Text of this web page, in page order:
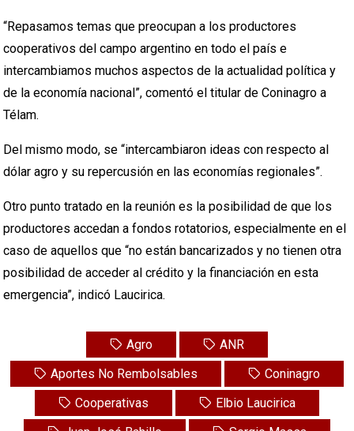
“Repasamos temas que preocupan a los productores
cooperativos del campo argentino en todo el país e
intercambiamos muchos aspectos de la actualidad política y
de la economía nacional”, comentó el titular de Coninagro a
Télam.
Del mismo modo, se “intercambiaron ideas con respecto al
dólar agro y su repercusión en las economías regionales”.
Otro punto tratado en la reunión es la posibilidad de que los
productores accedan a fondos rotatorios, especialmente en el
caso de aquellos que “no están bancarizados y no tienen otra
posibilidad de acceder al crédito y la financiación en esta
emergencia”, indicó Laucirica.
Agro
ANR
Aportes No Rembolsables
Coninagro
Cooperativas
Elbio Laucirica